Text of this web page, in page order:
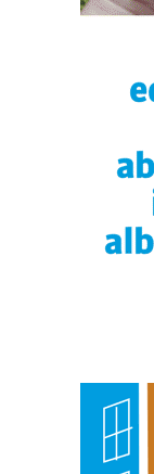
interes
bazkideen
duten interes
dezakezun
Lortu zure datu
buruzko
datuen atalean.
zure baimena
Webgune
baliatzen gara.